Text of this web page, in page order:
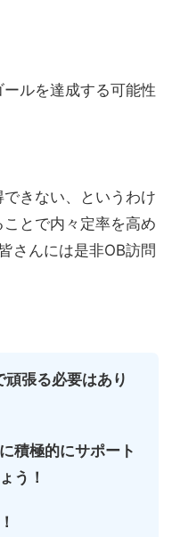
ルを達成する可能性
きない、というわけ
とで内々定率を高め
さんには是非OB訪問
頑張る必要はあり
積極的にサポート
う！